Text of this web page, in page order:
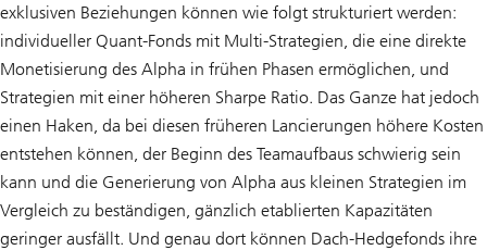
exklusiven Beziehungen können wie folgt strukturiert werden:
individueller Quant-Fonds mit Multi-Strategien, die eine direkte
Monetisierung des Alpha in frühen Phasen ermöglichen, und
Strategien mit einer höheren Sharpe Ratio. Das Ganze hat jedoch
einen Haken, da bei diesen früheren Lancierungen höhere Kosten
entstehen können, der Beginn des Teamaufbaus schwierig sein
kann und die Generierung von Alpha aus kleinen Strategien im
Vergleich zu beständigen, gänzlich etablierten Kapazitäten
geringer ausfällt. Und genau dort können Dach-Hedgefonds ihre